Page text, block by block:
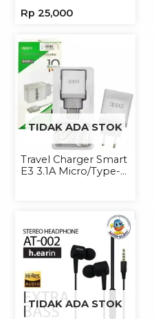
Headset Headphone
Rp 25,000
TIDAK ADA STOK
Travel Charger Smart
E3 3.1A Micro/Type-C
TIDAK ADA STOK